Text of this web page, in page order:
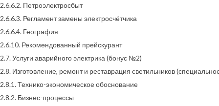
2.6.6.2. Петроэлектросбыт
2.6.6.3. Регламент замены электросчётчика
2.6.6.4. География
2.6.10. Рекомендованный прейскурант
2.7. Услуги аварийного электрика (бонус №2)
2.8. Изготовление, ремонт и реставрация светильников
2.8.1. Технико-экономическое обоснование
2.8.2. Бизнес-процессы